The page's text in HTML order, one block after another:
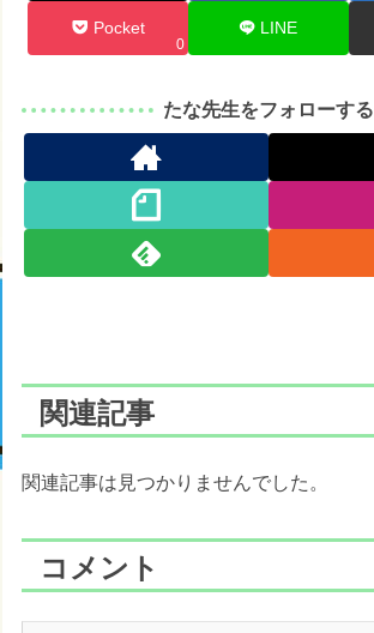
Pocket
0
LINE
たな先生をフォローする
関連記事
関連記事は見つかりませんでした。
コメント